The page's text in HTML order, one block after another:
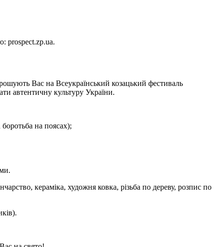
prospect.zp.ua.
Вас на Всеукраїнський козацький фестиваль
автентичну культуру України.
на поясах);
кераміка, художня ковка, різьба по дереву, розпис по